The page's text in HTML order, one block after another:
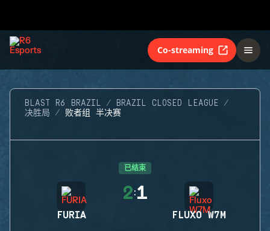
Co-streaming
BLAST R6 BRAZIL
BRAZIL CLOSED LEAGUE
决胜局
败者组 半决赛
已结束
FURIA
2:1
FLUXO W7M